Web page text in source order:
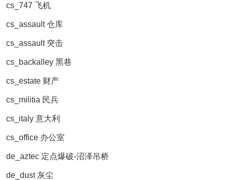
cs_747 飞机
cs_assault 仓库
cs_assault 突击
cs_backalley 黑巷
cs_estate 财产
cs_militia 民兵
cs_italy 意大利
cs_office 办公室
de_aztec 定点爆破-沼泽吊桥
de_dust 灰尘